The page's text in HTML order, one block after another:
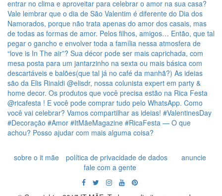
sobre o it mãe política de privacidade de dados
anuncie
fale com a gente